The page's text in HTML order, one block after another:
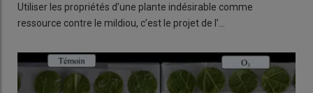
Utiliser les propriétés d’une plante indésirable comme
ressource contre le mildiou, c’est le projet de l’…